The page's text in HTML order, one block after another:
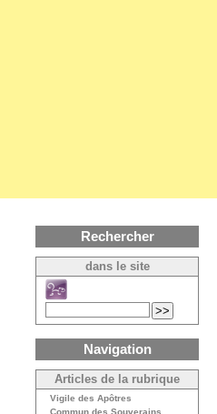
Rechercher
dans le site
Navigation
Articles de la rubrique
Vigile des Apôtres
Commun des Souverains